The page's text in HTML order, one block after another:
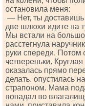
остановила меня:
— Нет, ты доставишь
две шлюхи идите на
Мы встали на
расстегнула
руки спереди. Потом
четвереньки.
оказалась прямо
делать. опустилась
страпоном. Мама
попадал во